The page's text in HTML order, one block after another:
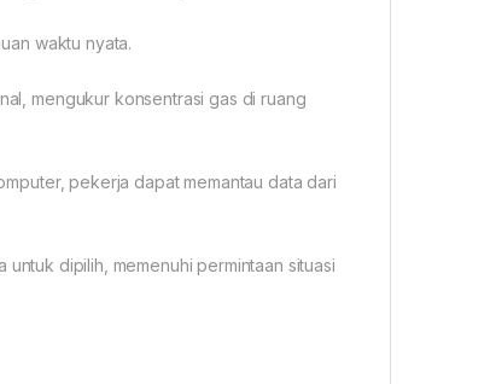
waktu nyata.
mengukur konsentrasi gas di ruang
pekerja dapat memantau data dari
dipilih, memenuhi permintaan situasi